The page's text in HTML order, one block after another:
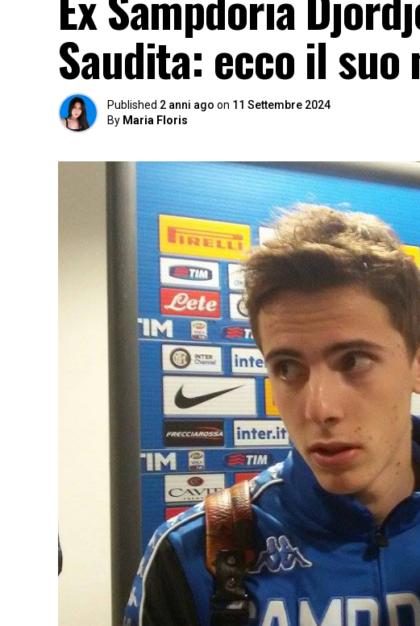
Saudita: ecco il suo
Published 2 anni ago on 11 Settembre 2024
By Maria Floris